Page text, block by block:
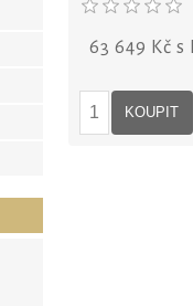
63 649 Kč s